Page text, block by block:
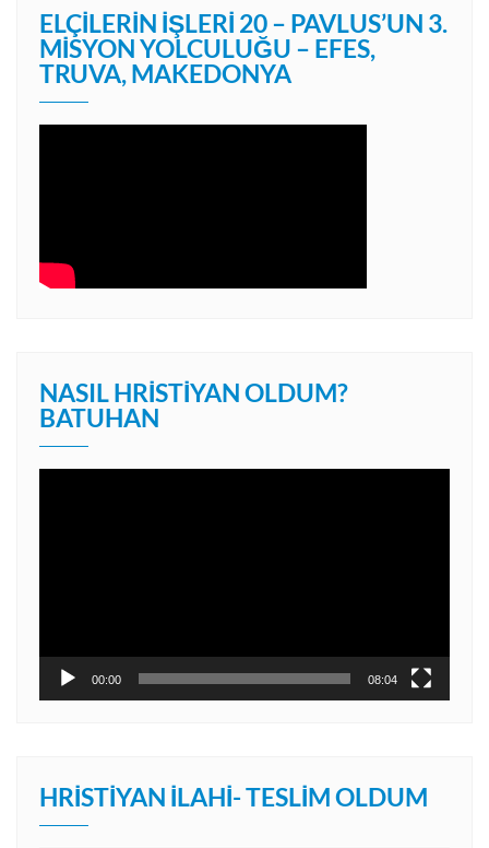
ELÇILERIN İŞLERI 20 – PAVLUS’UN 3.
MISYON YOLCULUĞU – EFES,
TRUVA, MAKEDONYA
NASIL HRISTIYAN OLDUM?
BATUHAN
00:00 08:04
HRISTIYAN İLAHI- TESLIM OLDUM